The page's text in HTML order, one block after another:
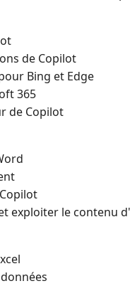
de Copilot
Bing et Edge
365
de Copilot
exploiter le contenu